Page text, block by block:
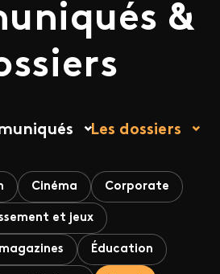
&
Les dossiers
Cinéma Corporate
et jeux
Éducation